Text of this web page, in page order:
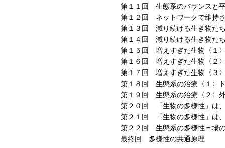
第１１回 生態系のバランスと
第１２回 ネットワークで維持
第１３回 減り続ける生き物た
第１４回 減り続ける生き物た
第１５回 増えすぎた生物〈１
第１６回 増えすぎた生物〈２
第１７回 増えすぎた生物〈３
第１８回 生態系の治療〈１〉
第１９回 生態系の治療〈２〉
第２０回 「生物の多様性」は
第２１回 「生物の多様性」は
第２２回 生態系の多様性＝場
最終回 多様性の共通原理